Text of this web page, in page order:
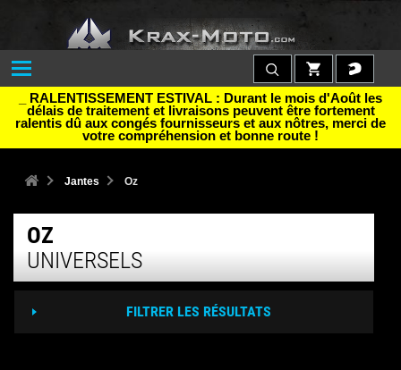
_ RALENTISSEMENT ESTIVAL : Durant le mois d'Août les
délais de traitement et livraisons peuvent être fortement
ralentis dû aux congés fournisseurs et aux nôtres, merci de
votre compréhension et bonne route !
Jantes Oz
OZ
UNIVERSELS
FILTRER LES RÉSULTATS